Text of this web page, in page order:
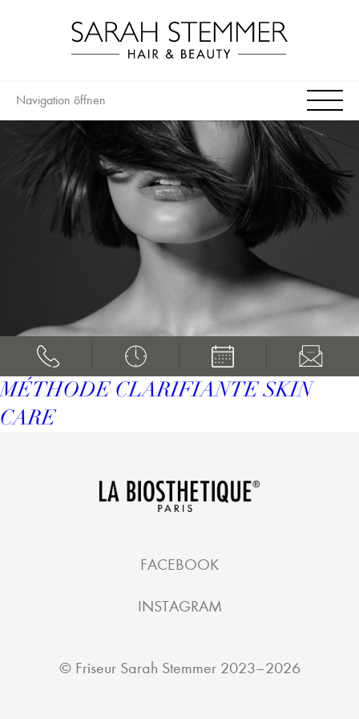
Navigation öffnen
MÉTHODE CLARIFIANTE SKIN
CARE
© Friseur Sarah Stemmer2023–2026
FACEBOOK
INSTAGRAM